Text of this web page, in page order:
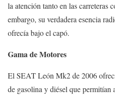
la atención tanto en las carreteras
embargo, su verdadera esencia
ofrecía bajo el capó.
Gama de Motores
El SEAT León Mk2 de 2006
de gasolina y diésel que permitían